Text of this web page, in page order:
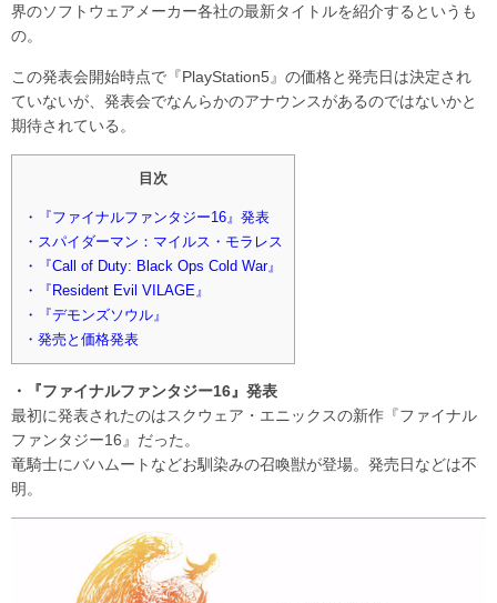
界のソフトウェアメーカー各社の最新タイトルを紹介するというも
の。
この発表会開始時点で『PlayStation5』の価格と発売日は決定され
ていないが、発表会でなんらかのアナウンスがあるのではないかと
期待されている。
目次
・『ファイナルファンタジー16』発表
・スパイダーマン：マイルス・モラレス
・『Call of Duty: Black Ops Cold War』
・『Resident Evil VILAGE』
・『デモンズソウル』
・発売と価格発表
・『ファイナルファンタジー16』発表
最初に発表されたのはスクウェア・エニックスの新作『ファイナル
ファンタジー16』だった。
竜騎士にバハムートなどお馴染みの召喚獣が登場。発売日などは不
明。